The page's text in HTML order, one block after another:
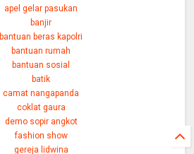
apel gelar pasukan
banjir
bantuan beras kapolri
bantuan rumah
bantuan sosial
batik
camat nangapanda
coklat gaura
demo sopir angkot
fashion show
gereja lidwina